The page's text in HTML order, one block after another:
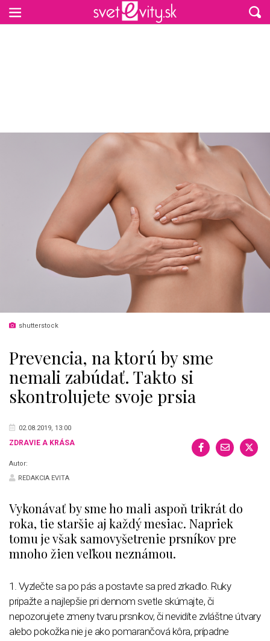
shutterstock
Prevencia, na ktorú by sme
nemali zabúdať. Takto si
skontrolujete svoje prsia
02.08.2019, 13:00
ZDRAVIE A KRÁSA
Autor:
REDAKCIA EVITA
Vykonávať by sme ho mali aspoň trikrát do
roka, tie staršie aj každý mesiac. Napriek
tomu je však samovyšetrenie prsníkov pre
mnoho žien veľkou neznámou.
1. Vyzlečte sa po pás a postavte sa pred zrkadlo. Ruky
pripažte a najlepšie pri dennom svetle skúmajte, či
nepozorujete zmeny tvaru prsníkov, či nevidíte zvláštne útvary
alebo pokožka nie je ako pomarančová kôra, prípadne